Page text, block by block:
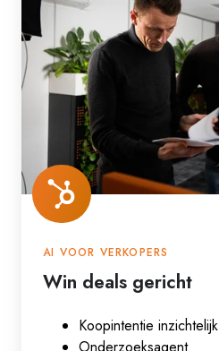
AI VOOR VERKOPERS
Win deals gericht
Koopintentie inzichtelijk
Onderzoeksagent